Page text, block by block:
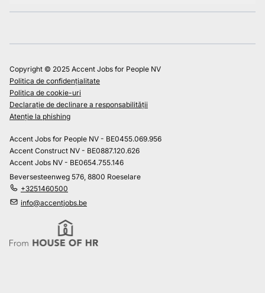
Copyright © 2025 Accent Jobs for People NV
Politica de confidențialitate
Politica de cookie-uri
Declarație de declinare a responsabilității
Atenție la phishing
Accent Jobs for People NV - BE0455.069.956
Accent Construct NV - BE0887.120.626
Accent Jobs NV - BE0654.755.146
Beversesteenweg 576, 8800 Roeselare
+3251460500
info@accentjobs.be